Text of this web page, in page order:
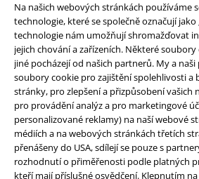
Na našich webových stránkách používáme
technologie, které se společně označují jako
technologie nám umožňují shromažďovat
jejich chování a zařízeních. Některé
jiné pocházejí od našich partnerů. My a
soubory cookie pro zajištění spolehlivosti a
stránky, pro zlepšení a přizpůsobení vašich
pro provádění analýz a pro marketingové
personalizované reklamy) na naší webové
médiích a na webových stránkách třetích
přenášeny do USA, sdílejí se pouze s
rozhodnutí o přiměřenosti podle platných
kteří mají příslušné osvědčení. Klepnutím na
Právní informace
Podmínky
Prohlášení